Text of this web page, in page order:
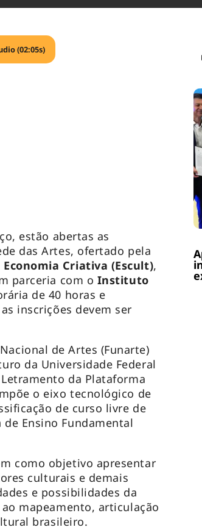
(02:05s)
estão abertas as
das Artes, ofertado pela
Criativa (Escult),
parceria com o Instituto
de 40 horas e
inscrições devem ser
de Artes (Funarte)
da Universidade Federal
da Plataforma
o eixo tecnológico de
de curso livre de
Ensino Fundamental
como objetivo apresentar
culturais e demais
e possibilidades da
mapeamento, articulação
brasileiro.